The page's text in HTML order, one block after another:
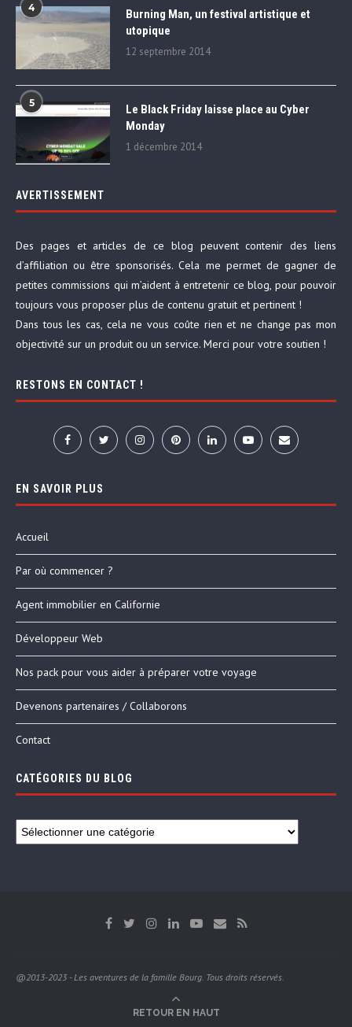
4
Burning Man, un festival artistique et
utopique
12 septembre 2014
5
Le Black Friday laisse place au Cyber
Monday
1 décembre 2014
AVERTISSEMENT
Des pages et articles de ce blog peuvent contenir des liens
d’affiliation ou être sponsorisés. Cela me permet de gagner de
petites commissions qui m’aident à entretenir ce blog, pour pouvoir
toujours vous proposer plus de contenu gratuit et pertinent !
Dans tous les cas, cela ne vous coûte rien et ne change pas mon
objectivité sur un produit ou un service. Merci pour votre soutien !
RESTONS EN CONTACT !
EN SAVOIR PLUS
Accueil
Par où commencer ?
Agent immobilier en Californie
Développeur Web
Nos pack pour vous aider à préparer votre voyage
Devenons partenaires / Collaborons
Contact
CATÉGORIES DU BLOG
@2013-2023 - Les aventures de la famille Bourg. Tous droits réservés.
RETOUR EN HAUT